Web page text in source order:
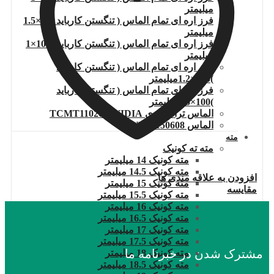
میلیمتر
فرز اره ای تمام الماس ( تنگستن کارباید )80×1.5
میلیمتر
فرز اره ای تمام الماس ( تنگستن کارباید )100×1
میلیمتر
فرز اره ای تمام الماس ( تنگستن کارباید
)100×1.2میلیمتر
فرز اره ای تمام الماس ( تنگستن کارباید
)100×1.5میلیمتر
الماس تراشکاری TCMT110204.WIDIA
الماس DNMG150608
مته
مته ته کونیک
مته کونیک 14 میلیمتر
مته کونیک 14.5 میلیمتر
مته کونیک 15 میلیمتر
مته کونیک 15.5 میلیمتر
مته کونیک 16 میلیمتر
مته کونیک 16.5 میلیمتر
مته کونیک 17 میلیمتر
مته کونیک 17.5 میلیمتر
مته کونیک 18 میلیمتر
مته کونیک 18.5 میلیمتر
افزودن به علاقه مندی ها
مقایسه
مشترک شدن در خبرنامه ما